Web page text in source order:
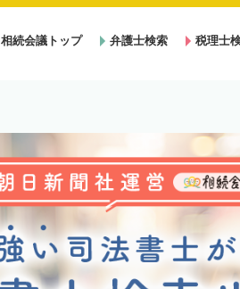
相続会議トップ 弁護士検索 税理士